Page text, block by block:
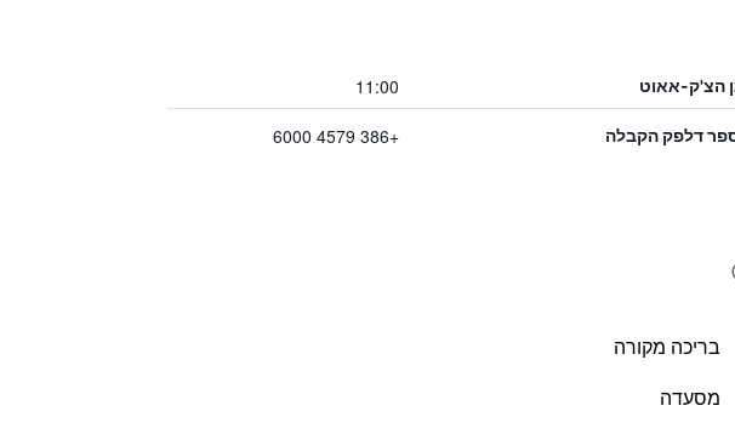
הצ'ק-אאוט 11:00
דלפק הקבלה +386 4579 6000
בריכה מקורה
מסעדה